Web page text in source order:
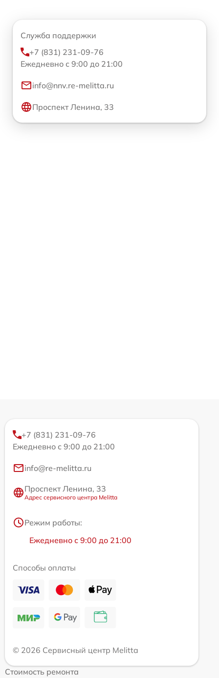
Служба поддержки
+7 (831) 231-09-76
Ежедневно с 9:00 до 21:00
info@nnv.re-melitta.ru
Проспект Ленина, 33
+7 (831) 231-09-76
Ежедневно с 9:00 до 21:00
info@re-melitta.ru
Проспект Ленина, 33
Адрес сервисного центра Melitta
Режим работы:
Ежедневно с 9:00 до 21:00
Способы оплаты
© 2026 Сервисный центр Melitta
Стоимость ремонта